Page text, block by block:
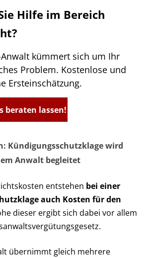
Hilfe im Bereich
kümmert sich um Ihr
Problem. Kostenlose und
Ersteinschätzung.
beraten lassen!
Kündigungsschutzklage wird
Anwalt begleitet
entstehen bei einer
auch Kosten für den
dieser ergibt sich dabei vor allem
übernimmt gleich mehrere